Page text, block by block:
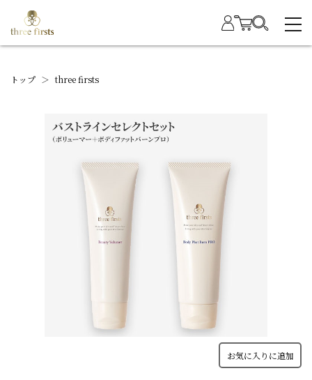
トップ ＞ three firsts
お気に入りに追加